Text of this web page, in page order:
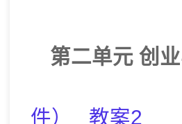
第二单元 创
件） 教案2